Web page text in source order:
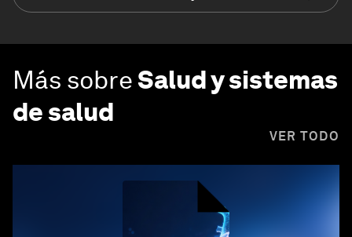
Más sobreSalud y sistemas
de salud
VER TODO